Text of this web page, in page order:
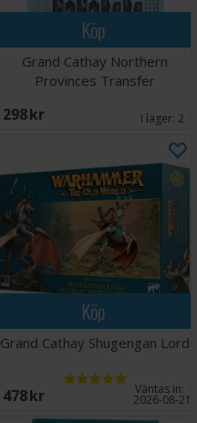
Köp
Grand Cathay Northern
Provinces Transfer
298 SEK I lager: 2
Köp
Grand Cathay Shugengan Lord
478 SEK Väntas in:
2026-08-21